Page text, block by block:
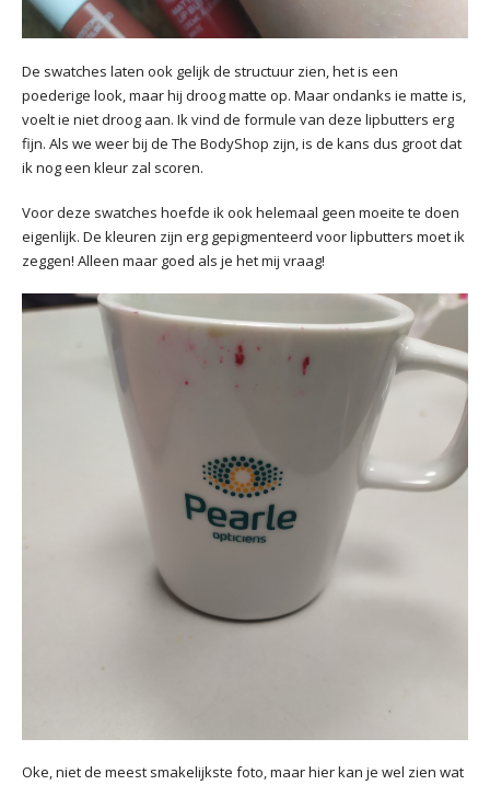
De swatches laten ook gelijk de structuur zien, het is een
poederige look, maar hij droog matte op. Maar ondanks ie matte is,
voelt ie niet droog aan. Ik vind de formule van deze lipbutters erg
fijn. Als we weer bij de The BodyShop zijn, is de kans dus groot dat
ik nog een kleur zal scoren.
Voor deze swatches hoefde ik ook helemaal geen moeite te doen
eigenlijk. De kleuren zijn erg gepigmenteerd voor lipbutters moet ik
zeggen! Alleen maar goed als je het mij vraag!
Oke, niet de meest smakelijkste foto, maar hier kan je wel zien wat